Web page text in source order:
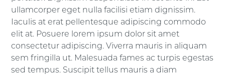
ullamcorper eget nulla facilisi etiam dignissim.
Iaculis at erat pellentesque adipiscing commodo
elit at. Posuere lorem ipsum dolor sit amet
consectetur adipiscing. Viverra mauris in aliquam
sem fringilla ut. Malesuada fames ac turpis egestas
sed tempus. Suscipit tellus mauris a diam